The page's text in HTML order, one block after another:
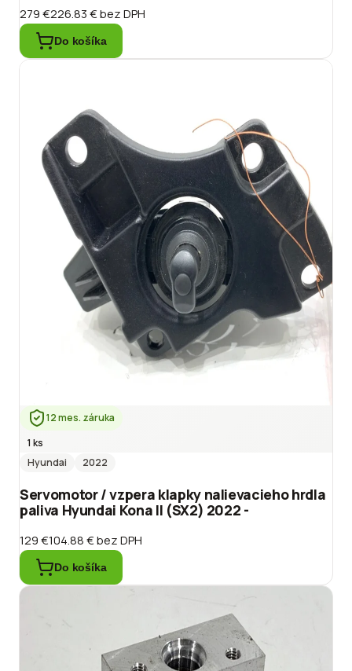
279 €226.83 €bez DPH
Do košíka
12 mes. záruka
1 ks
Hyundai
2022
Servomotor / vzpera klapky nalievacieho hrdla
paliva Hyundai Kona II (SX2) 2022 -
129 €104.88 €bez DPH
Do košíka